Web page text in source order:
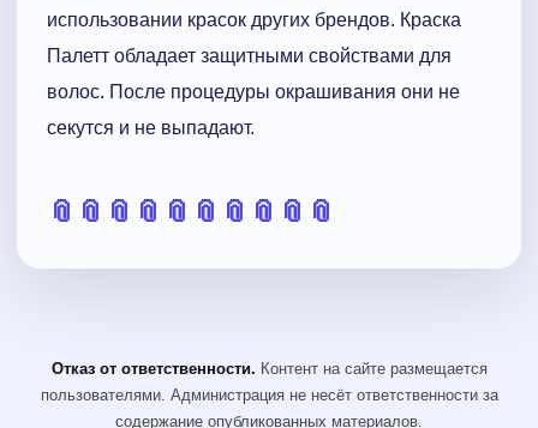
использовании красок других брендов. Краска
Палетт обладает защитными свойствами для
волос. После процедуры окрашивания они не
секутся и не выпадают.
📎 📎 📎 📎 📎 📎 📎 📎 📎 📎
Отказ от ответственности. Контент на сайте размещается
пользователями. Администрация не несёт ответственности за
содержание опубликованных материалов.